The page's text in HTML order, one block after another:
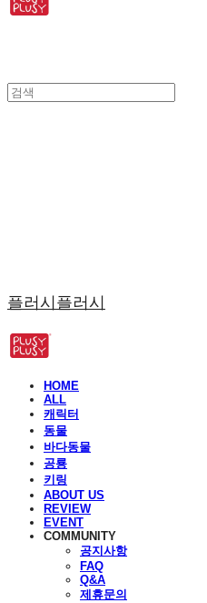
플러시플러시
HOME
ALL
캐릭터
동물
바다동물
공룡
키링
ABOUT US
REVIEW
EVENT
COMMUNITY
공지사항
FAQ
Q&A
제휴문의